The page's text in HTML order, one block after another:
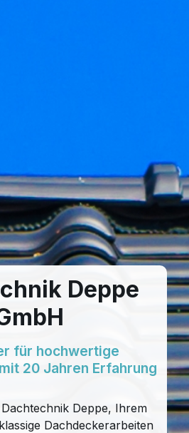
Deppe
für hochwertige
20 Jahren Erfahrung
Deppe, Ihrem
Dachdeckerarbeiten